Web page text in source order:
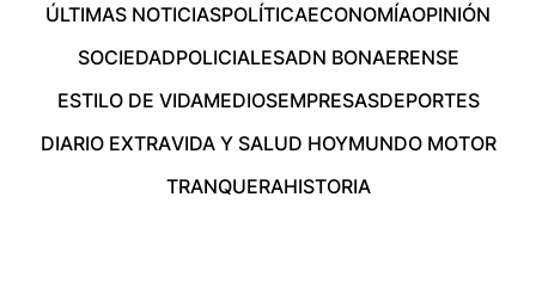
ÚLTIMAS NOTICIASPOLÍTICAECONOMÍAOPINIÓN
SOCIEDADPOLICIALESADN BONAERENSE
ESTILO DE VIDAMEDIOSEMPRESASDEPORTES
DIARIO EXTRAVIDA Y SALUD HOYMUNDO MOTOR
TRANQUERAHISTORIA